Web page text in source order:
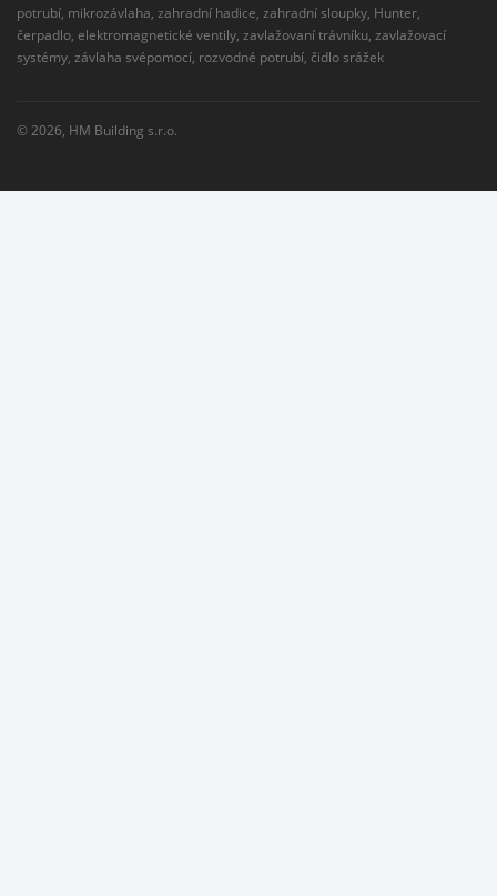
potrubí, mikrozávlaha, zahradní hadice, zahradní sloupky, Hunter,
čerpadlo, elektromagnetické ventily, zavlažovaní trávníku, zavlažovací
systémy, závlaha svépomocí, rozvodné potrubí, čidlo srážek
© 2026, HM Building s.r.o.